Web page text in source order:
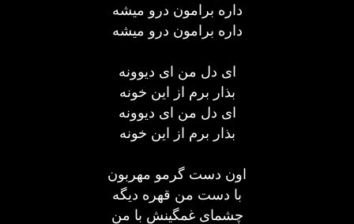
داره برامون درو میشه
داره برامون درو میشه
ای دل من ای دیوونه
بذار برم از این خونه
ای دل من ای دیوونه
بذار برم از این خونه
اون دست گرمو مهربون
با دست من قهره دیگه
چشمای غمگینش با من